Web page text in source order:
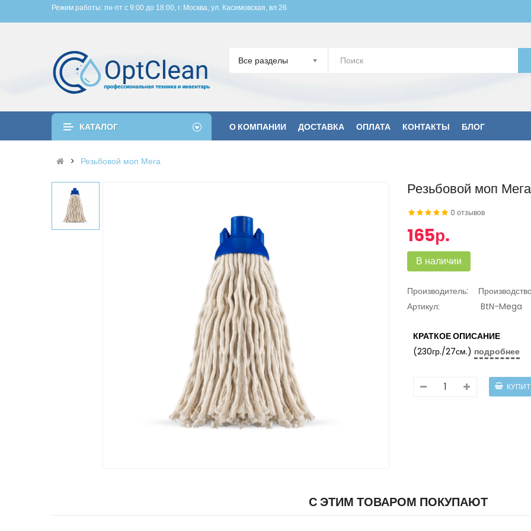
Режим работы: пн-пт с 9:00 до 18:00, г. Москва, ул. Касимовская, вл 26
Все разделы
КАТАЛОГ О КОМПАНИИ ДОСТАВКА ОПЛАТА КОНТАКТЫ БЛОГ
Резьбовой моп Мега
Резьбовой моп Мега
0 отзывов
165р.
В наличии
Производитель:
Артикул:
BtN-Mega
КРАТКОЕ ОПИСАНИЕ
(230гр./27см.) подробнее
С ЭТИМ ТОВАРОМ ПОКУПАЮТ